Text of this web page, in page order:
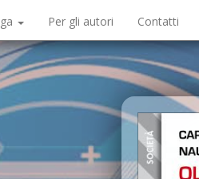
Per gli autori Contatti